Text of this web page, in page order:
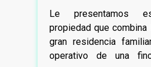
Le presentamos
propiedad que combina
gran residencia
operativo de una